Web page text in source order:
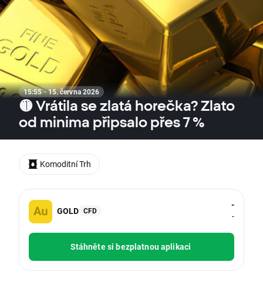
15:55 · 15. června 2026
🟡 Vrátila se zlatá horečka? Zlato
od minima připsalo přes 7 %
GOLD CFD
-
-
Stáhněte si bezplatnou aplikaci
Komoditní Trh